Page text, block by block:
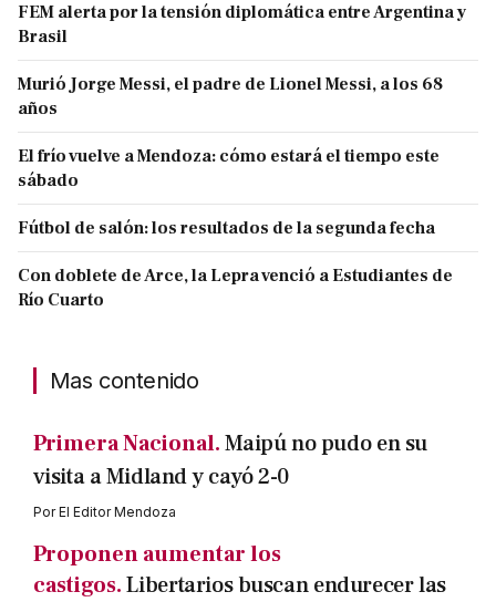
FEM alerta por la tensión diplomática entre Argentina y
Brasil
Murió Jorge Messi, el padre de Lionel Messi, a los 68
años
El frío vuelve a Mendoza: cómo estará el tiempo este
sábado
Fútbol de salón: los resultados de la segunda fecha
Con doblete de Arce, la Lepra venció a Estudiantes de
Río Cuarto
Mas contenido
Primera Nacional.Maipú no pudo en su
visita a Midland y cayó 2-0
PorEl Editor Mendoza
Proponen aumentar los
castigos.Libertarios buscan endurecer las